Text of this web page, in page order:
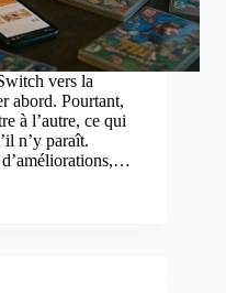
vers la
abord. Pourtant,
à l’autre, ce qui
n’y paraît.